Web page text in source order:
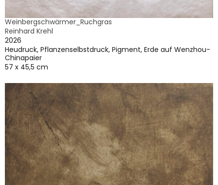
Weinbergschwärmer_Ruchgras
Reinhard Krehl
2026
Heudruck, Pflanzenselbstdruck, Pigment, Erde auf Wenzhou-
Chinapaier
57 x 45,5 cm